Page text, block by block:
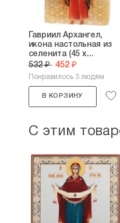
Гавриил Архангел,
икона настольная из
селенита (45 х...
532 ₽ 452 ₽
Понравилось 3 людям
В КОРЗИНУ
С этим